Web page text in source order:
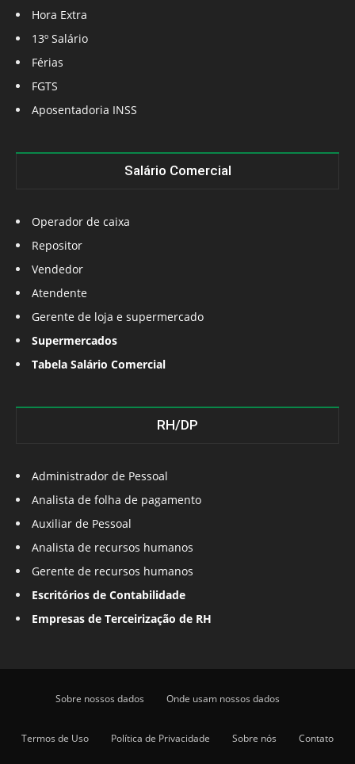
Hora Extra
13º Salário
Férias
FGTS
Aposentadoria INSS
Salário Comercial
Operador de caixa
Repositor
Vendedor
Atendente
Gerente de loja e supermercado
Supermercados
Tabela Salário Comercial
RH/DP
Administrador de Pessoal
Analista de folha de pagamento
Auxiliar de Pessoal
Analista de recursos humanos
Gerente de recursos humanos
Escritórios de Contabilidade
Empresas de Terceirização de RH
Sobre nossos dados Onde usam nossos dados
Termos de Uso Política de Privacidade Sobre nós Contato